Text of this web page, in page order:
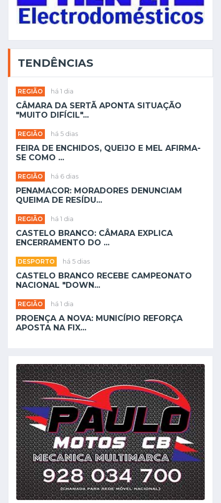
TENDÊNCIAS
REGIÃO há 1 dia
CÂMARA DA SERTÃ APONTA SITUAÇÃO
"MUITO DIFÍCIL"...
REGIÃO há 5 dias
FEIRA DE ENCHIDOS, QUEIJO E MEL AFIRMA-
SE COMO ...
REGIÃO há 6 dias
PENAMACOR: MORADORES DENUNCIAM
QUEIMA DE RESÍDU...
REGIÃO há 1 dia
CASTELO BRANCO: CÂMARA EXPLICA
ENCERRAMENTO DO ...
DESPORTO há 5 dias
CASTELO BRANCO RECEBE CAMPEONATO
NACIONAL "DOWN...
REGIÃO há 1 dia
PROENÇA A NOVA: MUNICÍPIO REFORÇA
APOSTA NA FIX...